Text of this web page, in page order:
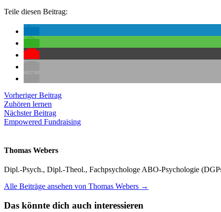
Teile diesen Beitrag:
Beitragsnavigation
Vorheriger BeitragVorheriger
Zuhören lernen
Nächster BeitragNächster
Beitrag:
Empowered Fundraising
Thomas Webers
Dipl.-Psych., Dipl.-Theol., Fachpsychologe ABO-Psychologie
Alle Beiträge ansehen von Thomas Webers →
Das könnte dich auch interessieren